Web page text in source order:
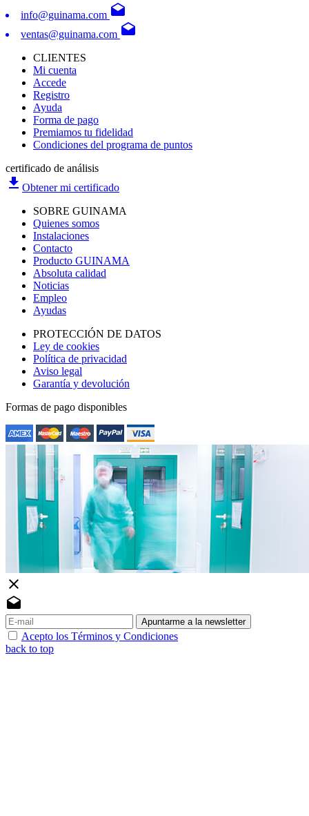
info@guinama.com drafts
ventas@guinama.com drafts
CLIENTES
Mi cuenta
Accede
Registro
Ayuda
Forma de pago
Premiamos tu fidelidad
Condiciones del programa de puntos
certificado de análisis
file_download Obtener mi certificado
SOBRE GUINAMA
Quienes somos
Instalaciones
Contacto
Producto GUINAMA
Absoluta calidad
Noticias
Empleo
Ayudas
PROTECCIÓN DE DATOS
Ley de cookies
Política de privacidad
Aviso legal
Garantía y devolución
Formas de pago disponibles
close
drafts
Apuntarme a la newsletter
Acepto los Términos y Condiciones
back to top